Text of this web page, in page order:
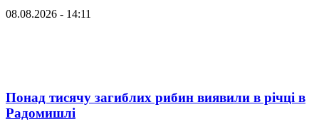
08.08.2026 - 14:11
Понад тисячу загиблих рибин виявили в річці в
Радомишлі